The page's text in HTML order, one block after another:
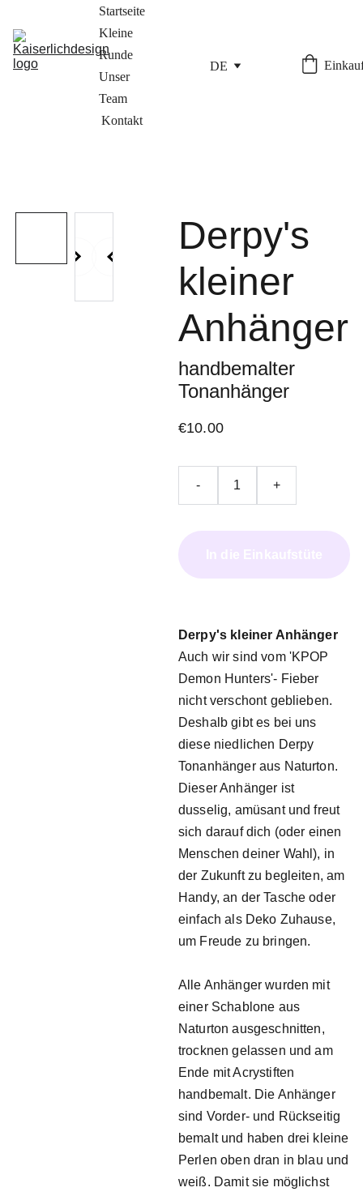
Startseite
Kleine
Runde
Unser
Team
Kontakt
DE
Derpy's
kleiner
Anhänger
handbemalter
Tonanhänger
€10.00
- +
In die Einkaufstüte
Derpy's kleiner Anhänger
Auch wir sind vom 'KPOP
Demon Hunters'- Fieber
nicht verschont geblieben.
Deshalb gibt es bei uns
diese niedlichen Derpy
Tonanhänger aus Naturton.
Dieser Anhänger ist
dusselig, amüsant und freut
sich darauf dich (oder einen
Menschen deiner Wahl), in
der Zukunft zu begleiten, am
Handy, an der Tasche oder
einfach als Deko Zuhause,
um Freude zu bringen.
Alle Anhänger wurden mit
einer Schablone aus
Naturton ausgeschnitten,
trocknen gelassen und am
Ende mit Acrystiften
handbemalt. Die Anhänger
sind Vorder- und Rückseitig
bemalt und haben drei kleine
Perlen oben dran in blau und
weiß. Damit sie möglichst